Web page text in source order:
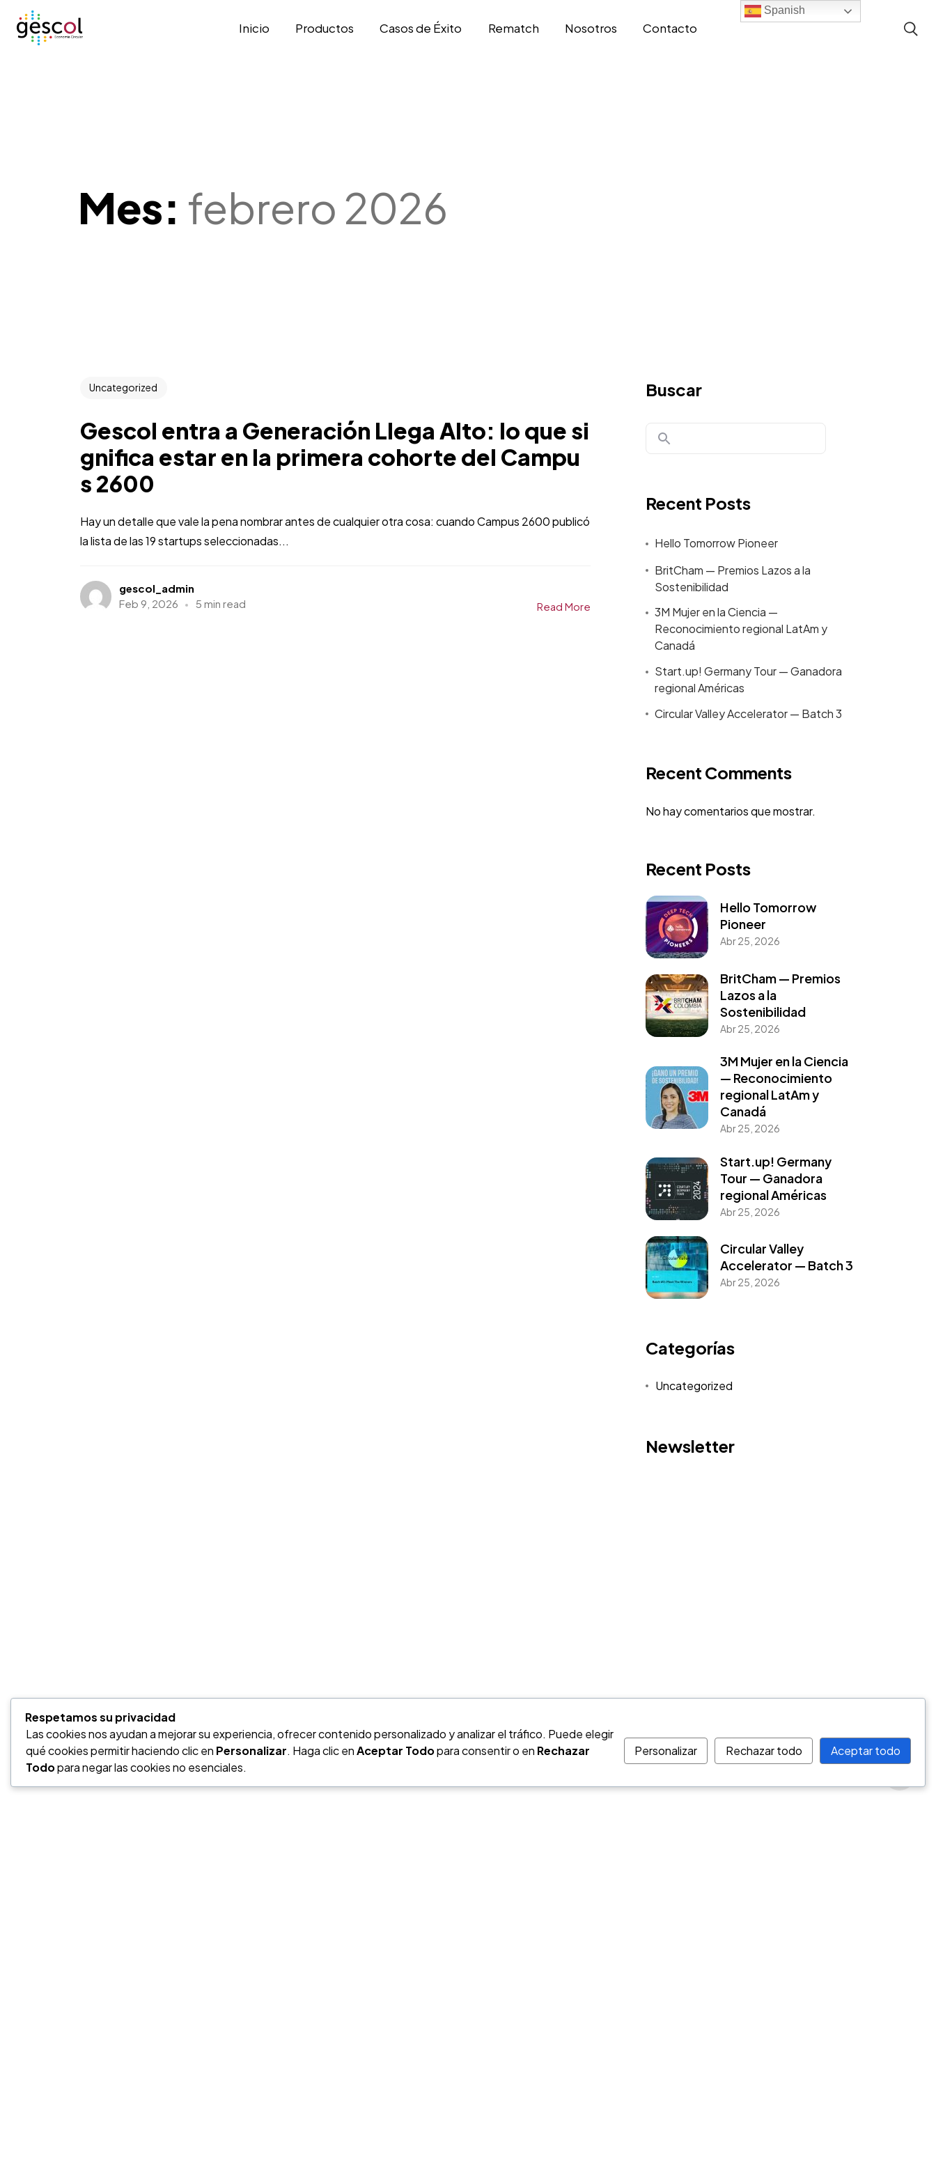
Inicio Productos Casos de Éxito Rematch Nosotros Contacto
Mes: febrero 2026
Uncategorized
Gescol entra a Generación Llega Alto: lo que si
gnifica estar en la primera cohorte del Campu
s 2600
Hay un detalle que vale la pena nombrar antes de cualquier otra cosa: cuando Campus 2600 publicó
la lista de las 19 startups seleccionadas...
gescol_admin
Feb 9, 2026
5 min read Read More
Buscar
Recent Posts
Hello Tomorrow Pioneer
BritCham — Premios Lazos a la
Sostenibilidad
3M Mujer en la Ciencia —
Reconocimiento regional LatAm y
Canadá
Start.up! Germany Tour — Ganadora
regional Américas
Circular Valley Accelerator — Batch 3
Recent Comments
No hay comentarios que mostrar.
Recent Posts
Hello Tomorrow
Pioneer
Abr 25, 2026
BritCham — Premios
Lazos a la
Sostenibilidad
Abr 25, 2026
3M Mujer en la Ciencia
— Reconocimiento
regional LatAm y
Canadá
Abr 25, 2026
Start.up! Germany
Tour — Ganadora
regional Américas
Abr 25, 2026
Circular Valley
Accelerator — Batch 3
Abr 25, 2026
Categorías
Uncategorized
Newsletter
¿Tienes un
Spanish
Respetamos su privacidad
Las cookies nos ayudan a mejorar su experiencia, ofrecer contenido personalizado y analizar el tráfico. Puede elegir
qué cookies permitir haciendo clic en Personalizar. Haga clic enAceptar Todopara consentir o en Rechazar
Todopara negar las cookies no esenciales.
Personalizar Rechazar todo Aceptar todo